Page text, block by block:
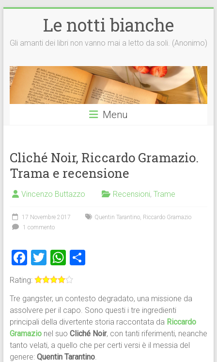
Le notti bianche
Gli amanti dei libri non vanno mai a letto da soli. (Anonimo)
Menu
Cliché Noir, Riccardo Gramazio.
Trama e recensione
Vincenzo Buttazzo Recensioni, Trame
17 Novembre 2017 Quentin Tarantino, Riccardo Gramazio
1 commento
F
a
ce
b
o
ok
T
wi
tt
er
W
h
at
s
A
p
p
C
di
vi
di
Rating:
Tre gangster, un contesto degradato, una missione da
assolvere per il capo. Sono questi i tre ingredienti
principali della divertente storia raccontata da Riccardo
Gramazionel suo Cliché Noir, con tanti riferimenti, neanche
tanto velati, a quello che per certi versi è il messia del
genere: Quentin Tarantino.